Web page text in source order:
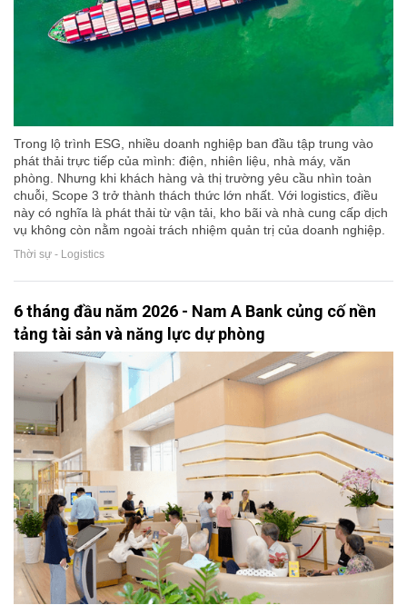
Trong lộ trình ESG, nhiều doanh nghiệp ban đầu tập trung vào
phát thải trực tiếp của mình: điện, nhiên liệu, nhà máy, văn
phòng. Nhưng khi khách hàng và thị trường yêu cầu nhìn toàn
chuỗi, Scope 3 trở thành thách thức lớn nhất. Với logistics, điều
này có nghĩa là phát thải từ vận tải, kho bãi và nhà cung cấp dịch
vụ không còn nằm ngoài trách nhiệm quản trị của doanh nghiệp.
Thời sự - Logistics
6 tháng đầu năm 2026 - Nam A Bank củng cố nền
tảng tài sản và năng lực dự phòng